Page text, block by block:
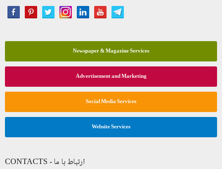
Newspaper & Magazine Services
Advertisement and Marketing
Social Media Services
Website Services
CONTACTS - ارتباط با ما